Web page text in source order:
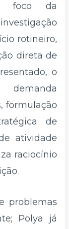
foco da
rotineiro,
direta de
o
formulação
de
atividade
raciocínio
problemas
Polya já